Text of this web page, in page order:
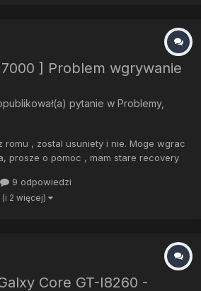
] Problem wgrywanie
pytanie w Problemy,
romu , zostal usuniety i nie. Moge wgrac
prosze o pomoc , mam stare recovery
9 odpowiedzi
(i 2 więcej)
Core GT-I8260 -